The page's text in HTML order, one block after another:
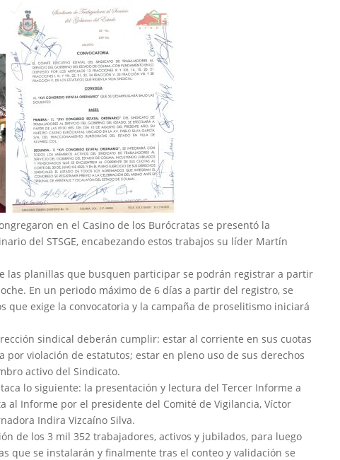
en el Casino de los Burócratas se presentó la
del STSGE, encabezando estos trabajos su líder Martín
las planillas que busquen participar se podrán registrar a partir
En un periodo máximo de 6 días a partir del registro, se
que exige la convocatoria y la campaña de proselitismo iniciará
sindical deberán cumplir: estar al corriente en sus cuotas
violación de estatutos; estar en pleno uso de sus derechos
activo del Sindicato.
lo siguiente: la presentación y lectura del Tercer Informe a
al Informe por el presidente del Comité de Vigilancia, Víctor
Indira Vizcaíno Silva.
de los 3 mil 352 trabajadores, activos y jubilados, para luego
que se instalarán y finalmente tras el conteo y validación se